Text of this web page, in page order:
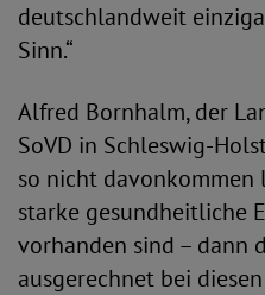
deutschlandweit
Sinn.“
Alfred Bornhalm, der
SoVD in Schleswig-
so nicht davonkommen
starke gesundheitliche
vorhanden sind – dann
ausgerechnet bei